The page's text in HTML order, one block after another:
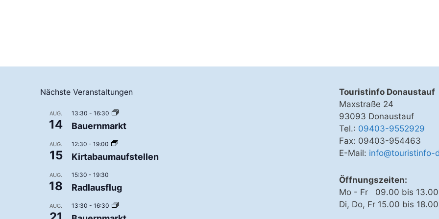
Nächste Veranstaltungen
AUG.
14
13:30 - 16:30
Bauernmarkt
AUG.
15
12:30 - 19:00
Kirtabaumaufstellen
AUG.
18
15:30 - 19:30
Radlausflug
AUG. 13:30 - 16:30
Touristinfo Donaustauf
Maxstraße 24
93093 Donaustauf
Tel.: 09403-9552929
Fax: 09403-954463
E-Mail: info@touristinfo-
Öffnungszeiten:
Mo - Fr 09.00 bis
Di, Do, Fr 15.00 bis